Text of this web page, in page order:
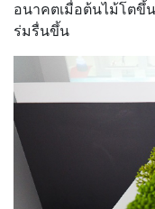
อนาคตเมื่อต้นไม้โตขึ้
ร่มรื่นขึ้น